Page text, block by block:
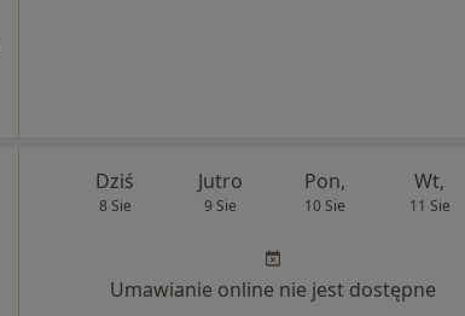
Dziś
8 Sie
Jutro
9 Sie
Pon,
10 Sie
Wt,
11 Sie
Umawianie online nie jest dostępne